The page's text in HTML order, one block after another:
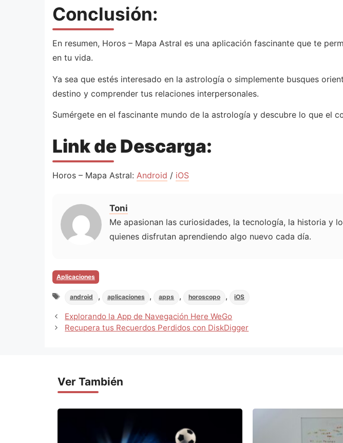
Conclusión:
En resumen, Horos – Mapa Astral es una aplicación fascinante que te
en tu vida.
Ya sea que estés interesado en la astrología o simplemente busques
destino y comprender tus relaciones interpersonales.
Sumérgete en el fascinante mundo de la astrología y descubre lo que el
Link de Descarga:
Horos – Mapa Astral: Android / iOS
Toni
Me apasionan las curiosidades, la tecnología, la historia y
quienes disfrutan aprendiendo algo nuevo cada día.
Categorias
Aplicaciones
Tags
android , aplicaciones , apps , horoscopo , iOS
Explorando la App de Navegación Here WeGo
Recupera tus Recuerdos Perdidos con DiskDigger
Ver También